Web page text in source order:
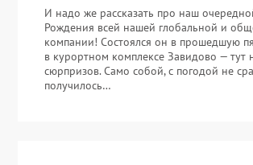
И надо же рассказать про наш
Рождения всей нашей глобальной и
компании! Состоялся он в прошедшую
в курортном комплексе Завидово — тут
сюрпризов. Само собой, с погодой не
получилось…